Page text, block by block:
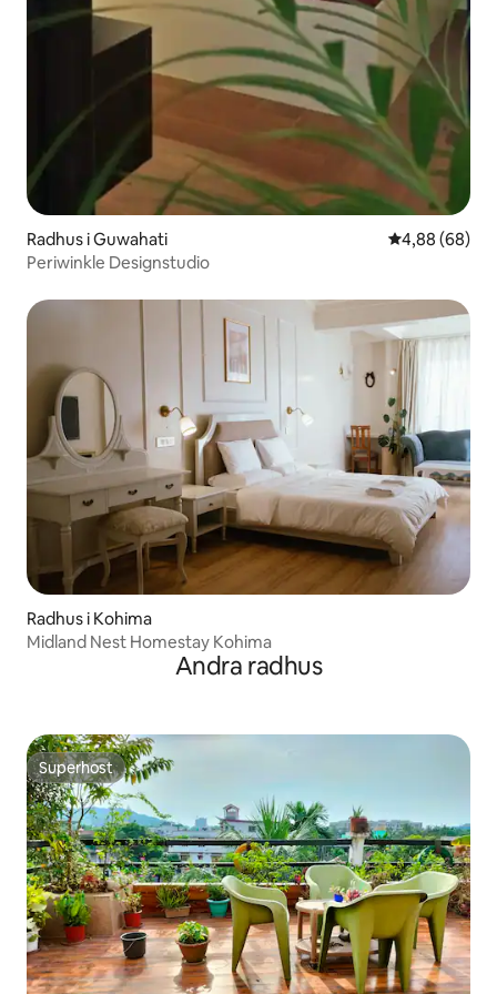
Radhus i Guwahati 4,88 av 5 i
4,88 (68)
Periwinkle Designstudio
Radhus i Kohima
Midland Nest Homestay Kohima
Andra radhus
Superhost
Superhost